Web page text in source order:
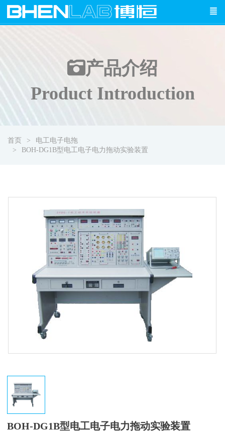
产品介绍
Product Introduction
首页
电工电子电拖
BOH-DG1B型电工电子电力拖动实验装置
BOH-DG1B型电工电子电力拖动实验装置